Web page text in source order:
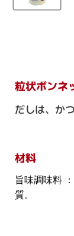
粒状ボンネ
だしは、か
材料
旨味調味料
質。